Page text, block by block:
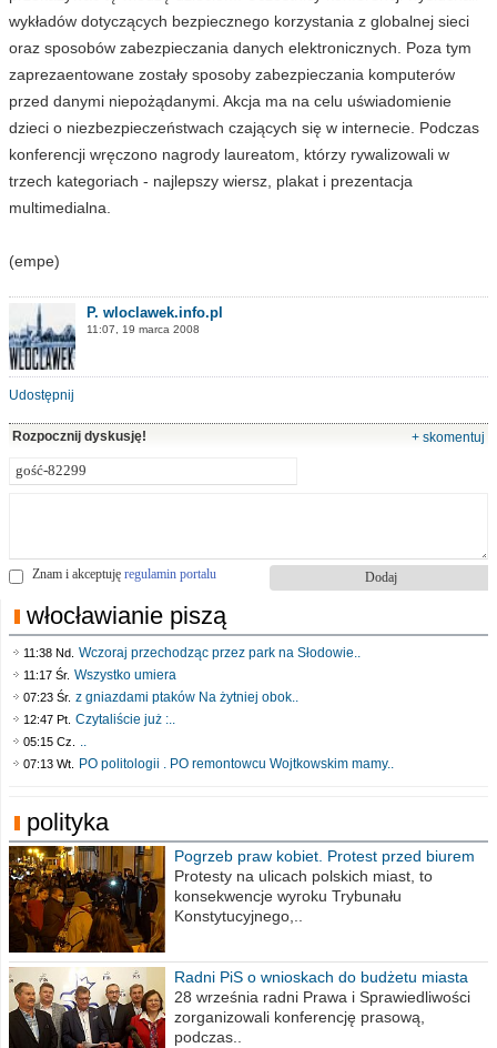
wykładów dotyczących bezpiecznego korzystania z globalnej sieci
oraz sposobów zabezpieczania danych elektronicznych. Poza tym
zaprezaentowane zostały sposoby zabezpieczania komputerów
przed danymi niepożądanymi. Akcja ma na celu uświadomienie
dzieci o niezbezpieczeństwach czających się w internecie. Podczas
konferencji wręczono nagrody laureatom, którzy rywalizowali w
trzech kategoriach - najlepszy wiersz, plakat i prezentacja
multimedialna.
(empe)
P. wloclawek.info.pl
11:07, 19 marca 2008
Udostępnij
Rozpocznij dyskusję! + skomentuj
Znam i akceptuję regulamin portalu
włocławianie piszą
11:38 Nd. Wczoraj przechodząc przez park na Słodowie..
11:17 Śr. Wszystko umiera
07:23 Śr. z gniazdami ptaków Na żytniej obok..
12:47 Pt. Czytaliście już :..
05:15 Cz. ..
07:13 Wt. PO politologii . PO remontowcu Wojtkowskim mamy..
polityka
Pogrzeb praw kobiet. Protest przed biurem
poselskim PiS
Protesty na ulicach polskich miast, to
konsekwencje wyroku Trybunału
Konstytucyjnego,..
Radni PiS o wnioskach do budżetu miasta
na 2021 rok
28 września radni Prawa i Sprawiedliwości
zorganizowali konferencję prasową,
podczas..